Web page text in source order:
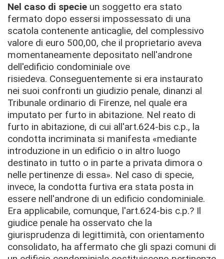
Nel caso di specie un soggetto era stato
fermato dopo essersi impossessato di una
scatola contenente anticaglie, del complessivo
valore di euro 500,00, che il proprietario aveva
momentaneamente depositato nell'androne
dell'edificio condominiale ove
risiedeva. Conseguentemente si era instaurato
nei suoi confronti un giudizio penale, dinanzi al
Tribunale ordinario di Firenze, nel quale era
imputato per furto in abitazione. Nel reato di
furto in abitazione, di cui all'art.624-bis c.p., la
condotta incriminata si manifesta «mediante
introduzione in un edificio o in altro luogo
destinato in tutto o in parte a privata dimora o
nelle pertinenze di essa». Nel caso di specie,
invece, la condotta furtiva era stata posta in
essere nell'androne di un edificio condominiale.
Era applicabile, comunque, l'art.624-bis c.p.? Il
giudice penale ha osservato che la
giurisprudenza di legittimità, con orientamento
consolidato, ha affermato che gli spazi comuni di